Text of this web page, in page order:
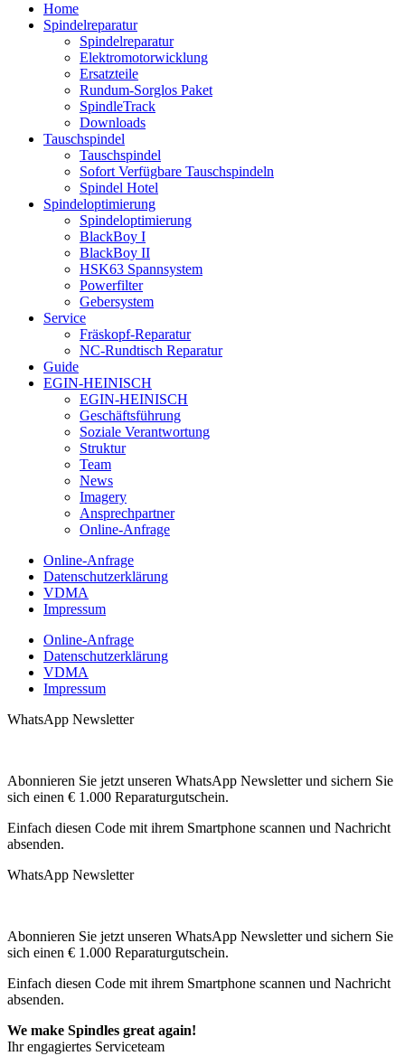
Home
Spindelreparatur
Spindelreparatur
Elektromotorwicklung
Ersatzteile
Rundum-Sorglos Paket
SpindleTrack
Downloads
Tauschspindel
Tauschspindel
Sofort Verfügbare Tauschspindeln
Spindel Hotel
Spindeloptimierung
Spindeloptimierung
BlackBoy I
BlackBoy II
HSK63 Spannsystem
Powerfilter
Gebersystem
Service
Fräskopf-Reparatur
NC-Rundtisch Reparatur
Guide
EGIN-HEINISCH
EGIN-HEINISCH
Geschäftsführung
Soziale Verantwortung
Struktur
Team
News
Imagery
Ansprechpartner
Online-Anfrage
Online-Anfrage
Datenschutzerklärung
VDMA
Impressum
Online-Anfrage
Datenschutzerklärung
VDMA
Impressum
WhatsApp Newsletter
Abonnieren Sie jetzt unseren WhatsApp Newsletter und sichern Sie
sich einen € 1.000 Reparaturgutschein.
Einfach diesen Code mit ihrem Smartphone scannen und Nachricht
absenden.
WhatsApp Newsletter
Abonnieren Sie jetzt unseren WhatsApp Newsletter und sichern Sie
sich einen € 1.000 Reparaturgutschein.
Einfach diesen Code mit ihrem Smartphone scannen und Nachricht
absenden.
We make Spindles great again!
Ihr engagiertes Serviceteam